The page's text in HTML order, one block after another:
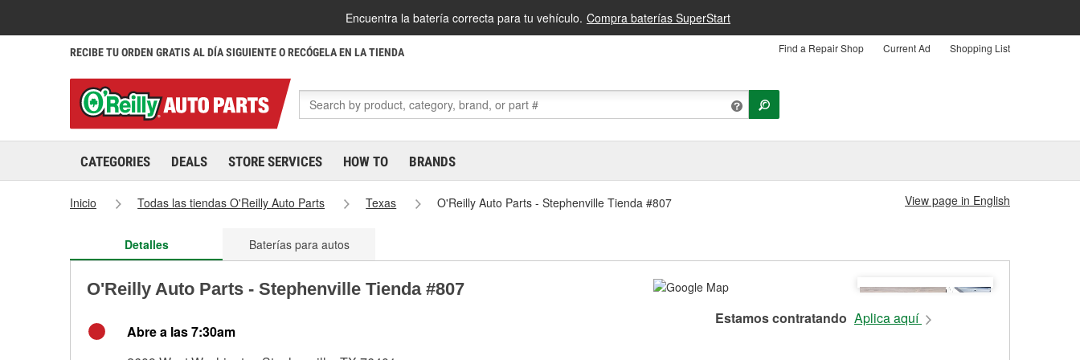
Encuentra la batería correcta para tu vehículo. Compra baterías SuperStart
RECIBE TU ORDEN GRATIS AL DÍA SIGUIENTE O RECÓGELA EN LA TIENDA Find a Repair Shop Current Ad Shopping List
CATEGORIES DEALS STORE SERVICES HOW TO BRANDS
Inicio Todas las tiendas O'Reilly Auto Parts Texas O'Reilly Auto Parts - Stephenville Tienda #807 View page in English
Detalles Baterías para autos
O'Reilly Auto Parts - Stephenville Tienda #807
Abre a las 7:30am
Estamos contratando Aplica aquí